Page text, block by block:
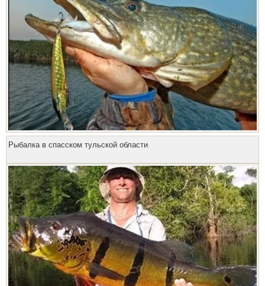
Рыбалка в спасском тульской области